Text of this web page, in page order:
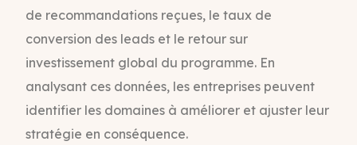
de recommandations reçues, le taux de
conversion des leads et le retour sur
investissement global du programme. En
analysant ces données, les entreprises peuvent
identifier les domaines à améliorer et ajuster leur
stratégie en conséquence.